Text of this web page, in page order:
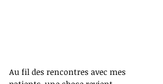
Au fil des rencontres avec mes